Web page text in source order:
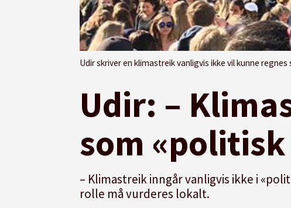
Udir skriver en klimastreik vanligvis ikke vil kunne regnes som
Udir: –
som
– Klimastreik inngår vanligvis ikke i
rolle må vurderes lokalt.